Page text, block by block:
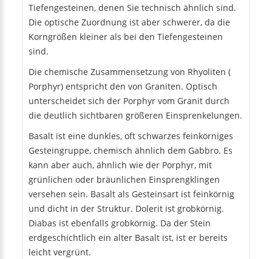
Tiefengesteinen, denen Sie technisch ähnlich sind.
Die optische Zuordnung ist aber schwerer, da die
Korngrößen kleiner als bei den Tiefengesteinen
sind.
Die chemische Zusammensetzung von Rhyoliten (
Porphyr) entspricht den von Graniten. Optisch
unterscheidet sich der Porphyr vom Granit durch
die deutlich sichtbaren größeren Einsprenkelungen.
Basalt ist eine dunkles, oft schwarzes feinkörniges
Gesteingruppe, chemisch ähnlich dem Gabbro. Es
kann aber auch, ähnlich wie der Porphyr, mit
grünlichen oder bräunlichen Einsprengklingen
versehen sein. Basalt als Gesteinsart ist feinkörnig
und dicht in der Struktur. Dolerit ist grobkörnig.
Diabas ist ebenfalls grobkörnig. Da der Stein
erdgeschichtlich ein alter Basalt ist, ist er bereits
leicht vergrünt.